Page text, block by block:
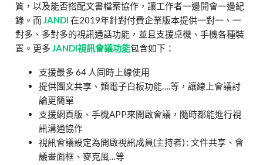
質，以及能否搭配文書檔案協作，讓工作者一邊開會一邊紀
錄。而JANDI 在2019年針對付費企業版本提供一對一、一
對多、多對多的視訊通話功能，並且支援桌機、手機各種裝
置。更多JANDI視訊會議功能包含如下：
支援最多 64 人同時上線使用
提供圖文共享、類電子白板功能….等，讓線上會議討
論更簡單
支援網頁版、手機APP來開啟會議，隨時都能進行視
訊溝通協作
視訊會議設定為開啟視訊成員(主持者) : 文件共享、會
議畫面框、麥克風…等